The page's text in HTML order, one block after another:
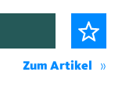
Zum Artikel